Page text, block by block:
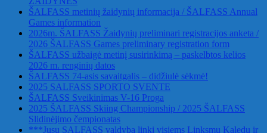
ŠALFASS metinių žaidynių informacija / ŠALFASS Annual
Games information
2026m. ŠALFASS Žaidynių preliminari registracijos anketa /
2026 ŠALFASS Games preliminary registration form
ŠALFASS užbaigė metinį susirinkimą – paskelbtos kelios
2026 m. renginių datos
ŠALFASS 74-asis savaitgalis – didžiulė sėkmė!
2025 SALFASS SPORTO SVENTE
ŠALFASS Sveikinimas V-16 Proga
2025 ŠALFASS Skiing Championship / 2025 ŠALFASS
Slidinėjimo čempionatas
***Jusu SALFASS valdyba linki visiems Linksmu Kaledu ir